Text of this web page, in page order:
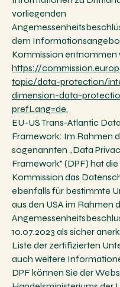
vorliegenden
dem
Kommission entnommen
https://
topic/data-protection/
dimension-data-
prefLang=de.
EU-US Trans-Atlantic
Framework: Im Rahmen
sogenannten „Data
Framework" (DPF) hat die
Kommission das
ebenfalls für bestimmte
aus den USA im Rahmen
10.07.2023 als sicher
Liste der zertifizierten
auch weitere
DPF können Sie der